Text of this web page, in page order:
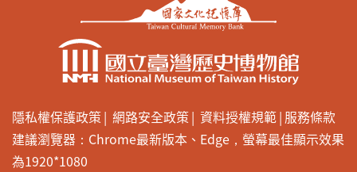
隱私權保護政策 網路安全政策 資料授權規範 服務條款
建議瀏覽器：Chrome最新版本、Edge，螢幕最佳顯示效果
為1920*1080